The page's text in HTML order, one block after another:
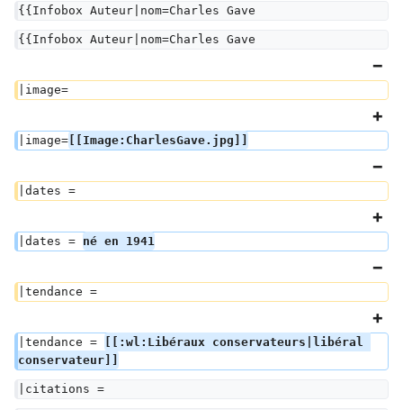
{{Infobox Auteur|nom=Charles Gave
{{Infobox Auteur|nom=Charles Gave
|image=
|image= [[Image:CharlesGave.jpg]]
|dates =
|dates = né en 1941
|tendance =
|tendance =
[[:wl:Libéraux conservateurs|libéral
conservateur]]
|citations =